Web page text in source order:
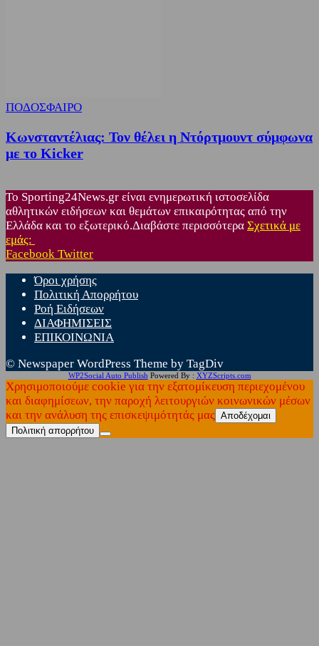
ΠΟΔΟΣΦΑΙΡΟ
Κωνσταντέλιας: Τον θέλει η Ντόρτμουντ σύμφωνα
με το Kicker
Το Sporting24News.gr είναι ενημερωτική ιστοσελίδα
αθλητικών ειδήσεων και θεμάτων επικαιρότητας από την
Ελλάδα και το εξωτερικό.Διαβάστε περισσότερα Σχετικά με
εμάς:
Facebook Twitter
Όροι χρήσης
Πολιτική Απορρήτου
Ροή Ειδήσεων
ΔΙΑΦΗΜΙΣΕΙΣ
ΕΠΙΚΟΙΝΩΝΙΑ
© Newspaper WordPress Theme by TagDiv
WP2Social Auto Publish Powered By : XYZScripts.com
Χρησιμοποιούμε cookie για την εξατομίκευση περιεχομένου
και διαφημίσεων, την παροχή λειτουργιών κοινωνικών μέσων
και την ανάλυση της επισκεψιμότητάς μας Αποδέχομαι
Πολιτική απορρήτου